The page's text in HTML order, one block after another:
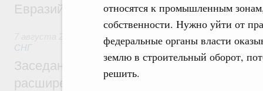
относятся к промышленным
собственности. Нужно уйти от
федеральные органы власти
землю в строительный оборот,
решить.
Евразийского межправительственного
Евразийский экономический союз.
СНГ
Заседание Евразийского
расширенном составе